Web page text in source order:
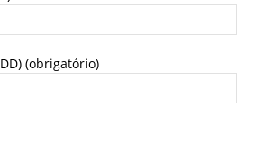
(obrigatório)